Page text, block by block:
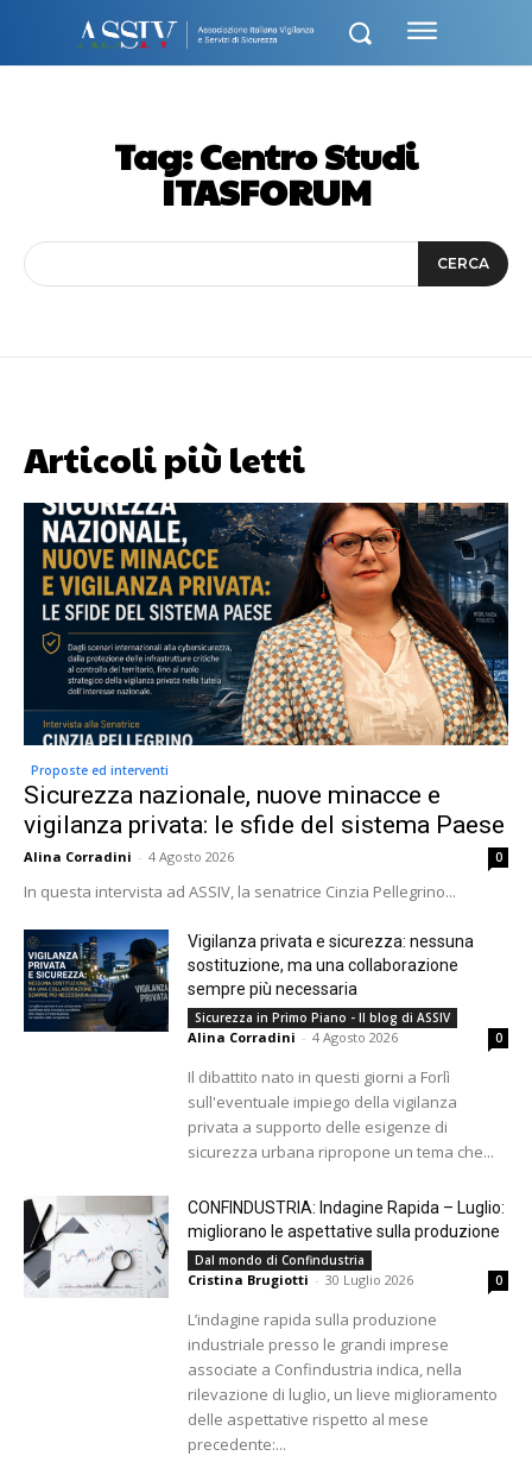
Tag:Centro Studi
ITASFORUM
CERCA
Articoli più letti
Proposte ed interventi
Sicurezza nazionale, nuove minacce e
vigilanza privata: le sfide del sistema Paese
Alina Corradini - 4 Agosto 2026 0
In questa intervista ad ASSIV, la senatrice Cinzia Pellegrino...
Vigilanza privata e sicurezza: nessuna
sostituzione, ma una collaborazione
sempre più necessaria
Sicurezza in Primo Piano - Il blog di ASSIV
Alina Corradini - 4 Agosto 2026 0
Il dibattito nato in questi giorni a Forlì
sull'eventuale impiego della vigilanza
privata a supporto delle esigenze di
sicurezza urbana ripropone un tema che...
CONFINDUSTRIA: Indagine Rapida – Luglio:
migliorano le aspettative sulla produzione
Dal mondo di Confindustria
Cristina Brugiotti - 30 Luglio 2026 0
L’indagine rapida sulla produzione
industriale presso le grandi imprese
associate a Confindustria indica, nella
rilevazione di luglio, un lieve miglioramento
delle aspettative rispetto al mese
precedente:...